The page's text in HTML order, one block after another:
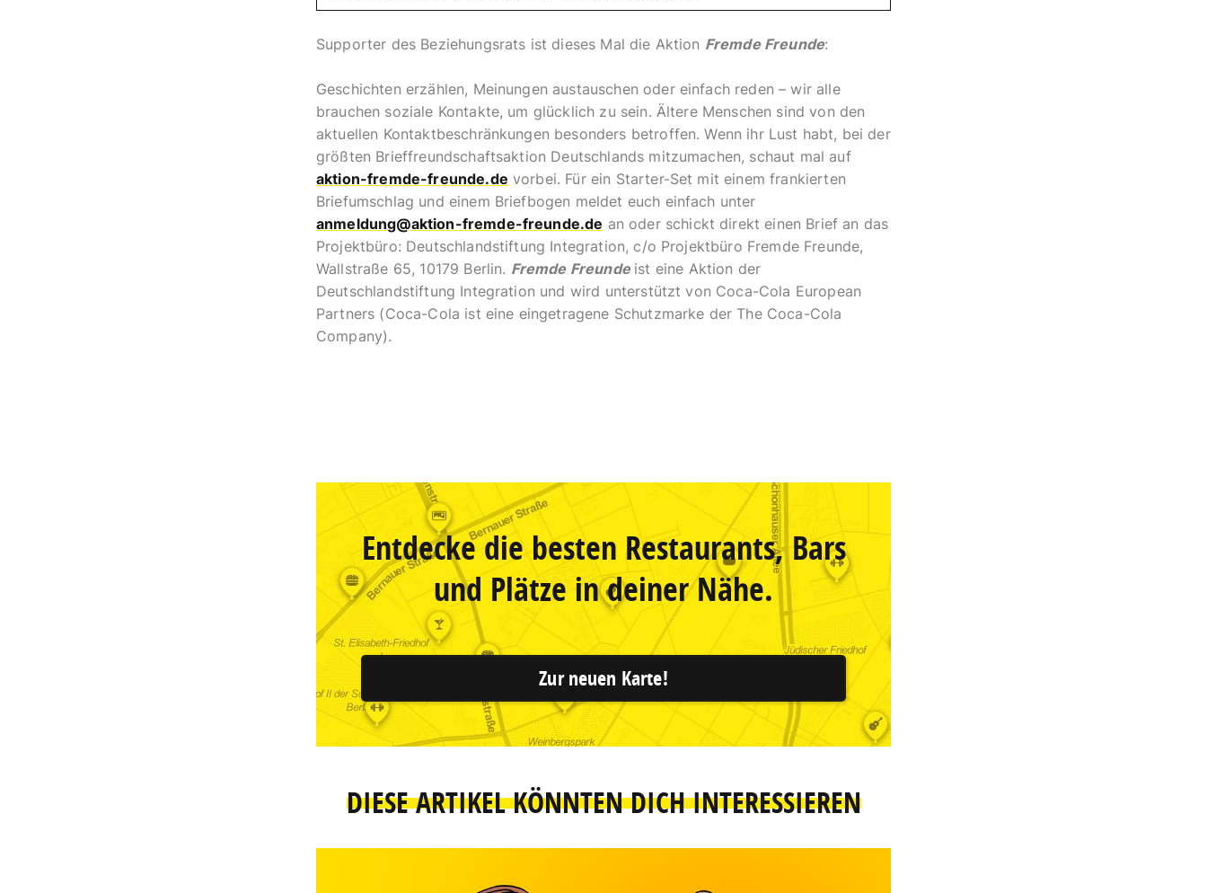
Josef Giger-Bütler: "Endlich frei. Schritte aus der Depression", Beltz
Verlag
Ursula Nuber: "Depression. Die verkannte Krankheit", dtv
Weitere Hilfestellungen:
Depression – Wichtige Informationen für Betroffene und Angehörige:
https://www.deutsche-depressionshilfe.de/
Apps gegen Depression, Ängste und Burnout:
www.krankenkassen.de/depression
Supporter des Beziehungsrats ist dieses Mal die Aktion Fremde Freunde:
Geschichten erzählen, Meinungen austauschen oder einfach reden – wir alle
brauchen soziale Kontakte, um glücklich zu sein. Ältere Menschen sind von den
aktuellen Kontaktbeschränkungen besonders betroffen. Wenn ihr Lust habt, bei der
größten Brieffreundschaftsaktion Deutschlands mitzumachen, schaut mal auf
aktion-fremde-freunde.de vorbei. Für ein Starter-Set mit einem frankierten
Briefumschlag und einem Briefbogen meldet euch einfach unter
anmeldung@aktion-fremde-freunde.de an oder schickt direkt einen Brief an das
Projektbüro: Deutschlandstiftung Integration, c/o Projektbüro Fremde Freunde,
Wallstraße 65, 10179 Berlin. Fremde Freunde ist eine Aktion der
Deutschlandstiftung Integration und wird unterstützt von Coca-Cola European
Partners (Coca-Cola ist eine eingetragene Schutzmarke der The Coca-Cola
Company).
Entdecke die besten Restaurants, Bars
und Plätze in deiner Nähe.
Zur neuen Karte!
DIESE ARTIKEL KÖNNTEN DICH INTERESSIEREN